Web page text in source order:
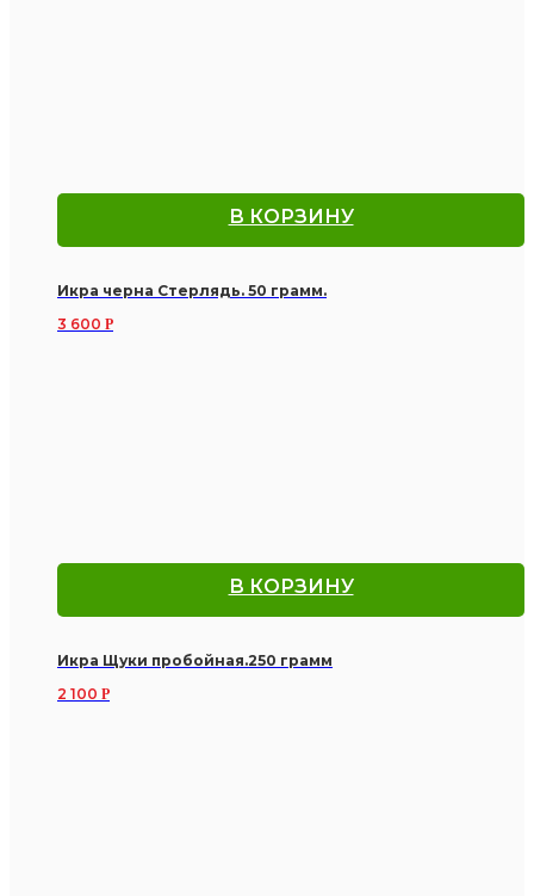
В КОРЗИНУ
Икра черна Стерлядь. 50 грамм.
3 600 Р
В КОРЗИНУ
Икра Щуки пробойная.250 грамм
2 100 Р